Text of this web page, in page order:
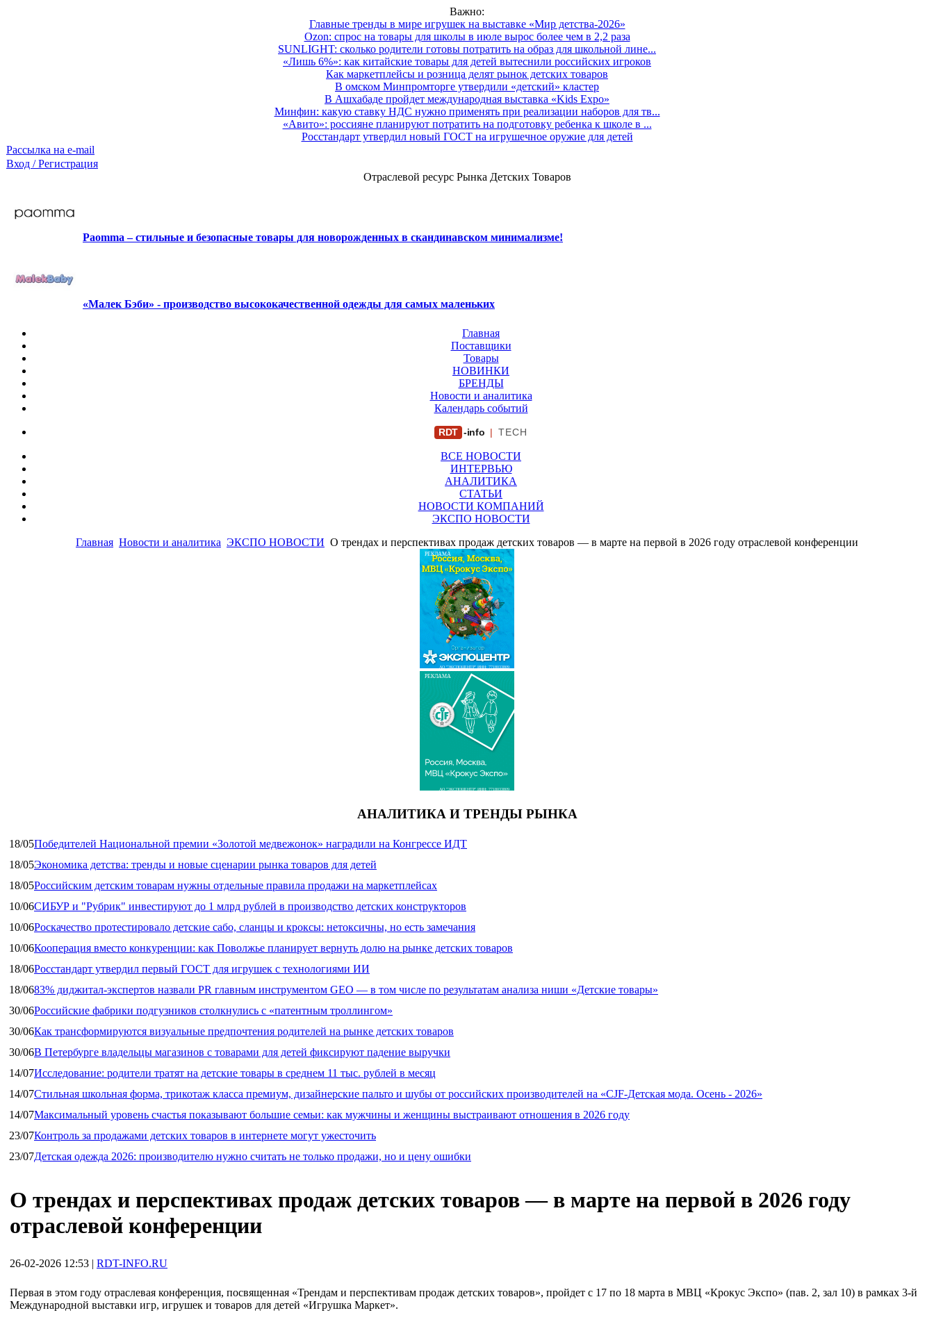
Важно:
Главные тренды в мире игрушек на выставке «Мир детства-2026»
Ozon: спрос на товары для школы в июле вырос более чем в 2,2 раза
SUNLIGHT: сколько родители готовы потратить на образ для школьной лине...
«Лишь 6%»: как китайские товары для детей вытеснили российских игроков
Как маркетплейсы и розница делят рынок детских товаров
В омском Минпромторге утвердили «детский» кластер
В Ашхабаде пройдет международная выставка «Kids Expo»
Минфин: какую ставку НДС нужно применять при реализации наборов для тв...
«Авито»: россияне планируют потратить на подготовку ребенка к школе в ...
Росстандарт утвердил новый ГОСТ на игрушечное оружие для детей
Рассылка на e-mail
Вход / Регистрация
Отраслевой ресурс Рынка Детских Товаров
Paomma – стильные и безопасные товары для новорожденных в скандинавском минимализме!
«Малек Бэби» - производство высококачественной одежды для самых маленьких
Главная
Поставщики
Товары
НОВИНКИ
БРЕНДЫ
Новости и аналитика
Календарь событий
RDT -info | TECH
ВСЕ НОВОСТИ
ИНТЕРВЬЮ
АНАЛИТИКА
СТАТЬИ
НОВОСТИ КОМПАНИЙ
ЭКСПО НОВОСТИ
Главная Новости и аналитика ЭКСПО НОВОСТИ О трендах и перспективах продаж детских товаров — в марте на первой в 2026 году отраслевой конференции
РЕКЛАМА
АО "ЭКСПОЦЕНТР" ИНН: 7718033809
РЕКЛАМА
АО "ЭКСПОЦЕНТР" ИНН: 7718033809
АНАЛИТИКА И ТРЕНДЫ РЫНКА
18/05Победителей Национальной премии «Золотой медвежонок» наградили на Конгрессе ИДТ
18/05Экономика детства: тренды и новые сценарии рынка товаров для детей
18/05Российским детским товарам нужны отдельные правила продажи на маркетплейсах
10/06СИБУР и "Рубрик" инвестируют до 1 млрд рублей в производство детских конструкторов
10/06Роскачество протестировало детские сабо, сланцы и кроксы: нетоксичны, но есть замечания
10/06Кооперация вместо конкуренции: как Поволжье планирует вернуть долю на рынке детских товаров
18/06Росстандарт утвердил первый ГОСТ для игрушек с технологиями ИИ
18/0683% диджитал‑экспертов назвали PR главным инструментом GEO — в том числе по результатам анализа ниши «Детские товары»
30/06Российские фабрики подгузников столкнулись с «патентным троллингом»
30/06Как трансформируются визуальные предпочтения родителей на рынке детских товаров
30/06В Петербурге владельцы магазинов с товарами для детей фиксируют падение выручки
14/07Исследование: родители тратят на детские товары в среднем 11 тыс. рублей в месяц
14/07Стильная школьная форма, трикотаж класса премиум, дизайнерские пальто и шубы от российских производителей на «CJF-Детская мода. Осень - 2026»
14/07Максимальный уровень счастья показывают большие семьи: как мужчины и женщины выстраивают отношения в 2026 году
23/07Контроль за продажами детских товаров в интернете могут ужесточить
23/07Детская одежда 2026: производителю нужно считать не только продажи, но и цену ошибки
О трендах и перспективах продаж детских товаров — в марте на первой в 2026 году
отраслевой конференции
26-02-2026 12:53 | RDT-INFO.RU
Первая в этом году отраслевая конференция, посвященная «Трендам и перспективам продаж детских товаров», пройдет с 17 по 18 марта в МВЦ «Крокус Экспо» (пав. 2, зал 10) в рамках 3-й
Международной выставки игр, игрушек и товаров для детей «Игрушка Маркет».